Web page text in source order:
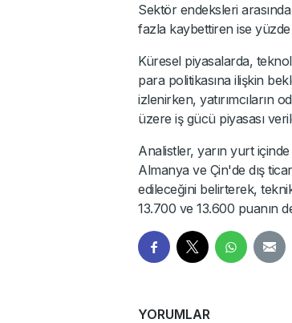
Sektör endeksleri
fazla kaybettiren ise
Küresel piyasalarda,
para politikasına ilişkin
izlenirken, yatırımcıların
üzere iş gücü piyasası
Analistler, yarın yurt
Almanya ve Çin'de dış
edileceğini belirterek,
13.700 ve 13.600 puanın
YORUMLAR